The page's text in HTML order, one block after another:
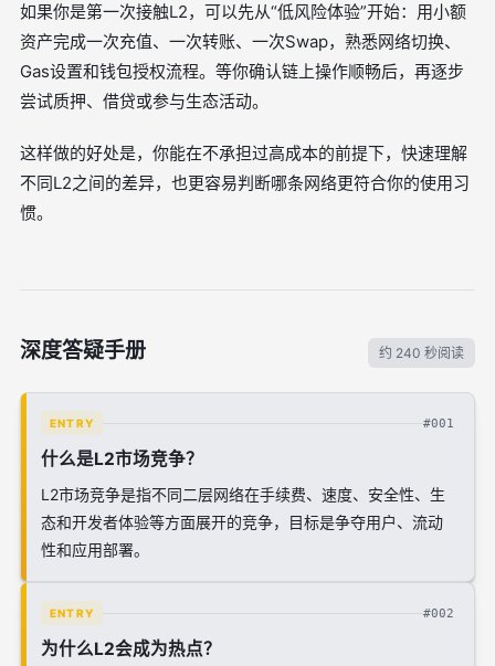
如果你是第一次接触L2，可以先从“低风险体验”开始：用小额
资产完成一次充值、一次转账、一次Swap，熟悉网络切换、
Gas设置和钱包授权流程。等你确认链上操作顺畅后，再逐步
尝试质押、借贷或参与生态活动。
这样做的好处是，你能在不承担过高成本的前提下，快速理解
不同L2之间的差异，也更容易判断哪条网络更符合你的使用习
惯。
深度答疑手册 约 240 秒阅读
ENTRY #001
什么是L2市场竞争？
L2市场竞争是指不同二层网络在手续费、速度、安全性、生
态和开发者体验等方面展开的竞争，目标是争夺用户、流动
性和应用部署。
ENTRY #002
为什么L2会成为热点？